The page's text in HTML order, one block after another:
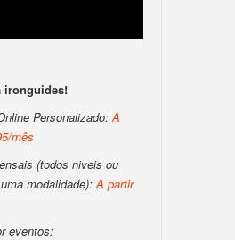
ironguides!
Personalizado:A
mês
(todos niveis ou
modalidade):A partir
eventos: